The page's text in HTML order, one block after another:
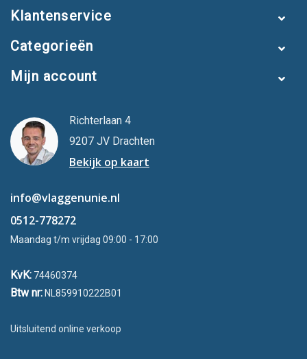
Klantenservice
Categorieën
Mijn account
Richterlaan 4
9207 JV Drachten
Bekijk op kaart
info@vlaggenunie.nl
0512-778272
Maandag t/m vrijdag 09:00 - 17:00
KvK: 74460374
Btw nr: NL859910222B01
Uitsluitend online verkoop